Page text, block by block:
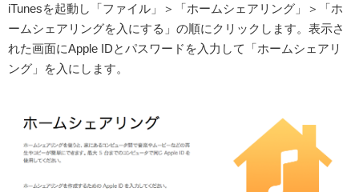
iTunesを起動し「ファイル」＞「ホームシェアリング」＞「ホ
ームシェアリングを入にする」の順にクリックします。表示さ
れた画面にApple IDとパスワードを入力して「ホームシェアリ
ング」を入にします。